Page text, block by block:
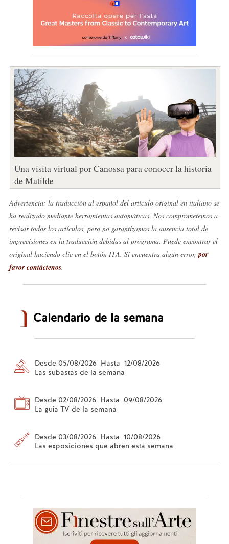
Una visita virtual por Canossa para conocer la historia
de Matilde
Advertencia: la traducción al español del artículo original en italiano se
ha realizado mediante herramientas automáticas. Nos comprometemos a
revisar todos los artículos, pero no garantizamos la ausencia total de
imprecisiones en la traducción debidas al programa. Puede encontrar el
original haciendo clic en el botón ITA. Si encuentra algún error, por
favor contáctenos.
Calendario de la semana
Desde 05/08/2026 Hasta 12/08/2026
Las subastas de la semana
Desde 02/08/2026 Hasta 09/08/2026
La guía TV de la semana
Desde 03/08/2026 Hasta 10/08/2026
Las exposiciones que abren esta semana